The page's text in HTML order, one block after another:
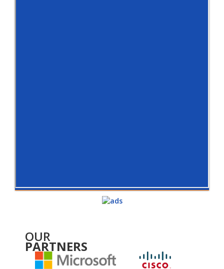
OUR
PARTNERS